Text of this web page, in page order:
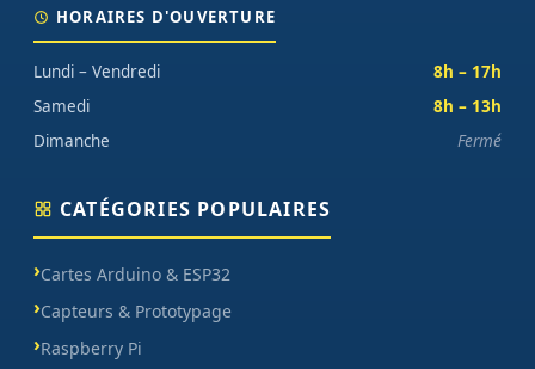
HORAIRES D'OUVERTURE
Lundi – Vendredi
8h – 17h
Samedi
8h – 13h
Dimanche
Fermé
CATÉGORIES POPULAIRES
Cartes Arduino & ESP32
Capteurs & Prototypage
Raspberry Pi